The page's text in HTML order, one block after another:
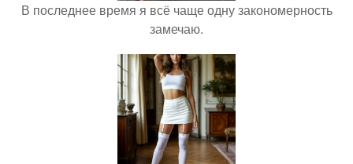
В последнее время я всё чаще одну закономерность
замечаю.